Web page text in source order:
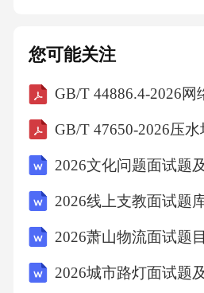
A.继续操作
B.停止操作，上报维修
C.尝试修复
D.放任不管
施。
您可能关注
2026文化问题面试题
2026线上支教面试题
2026萧山物流面试题
2026城市路灯面试题